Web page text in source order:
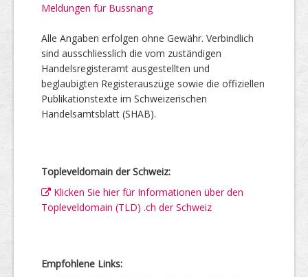
Meldungen für Bussnang
Alle Angaben erfolgen ohne Gewähr. Verbindlich
sind ausschliesslich die vom zuständigen
Handelsregisteramt ausgestellten und
beglaubigten Registerauszüge sowie die offiziellen
Publikationstexte im Schweizerischen
Handelsamtsblatt (SHAB).
Topleveldomain der Schweiz:
Klicken Sie hier für Informationen über den
Topleveldomain (TLD) .ch der Schweiz
Empfohlene Links: